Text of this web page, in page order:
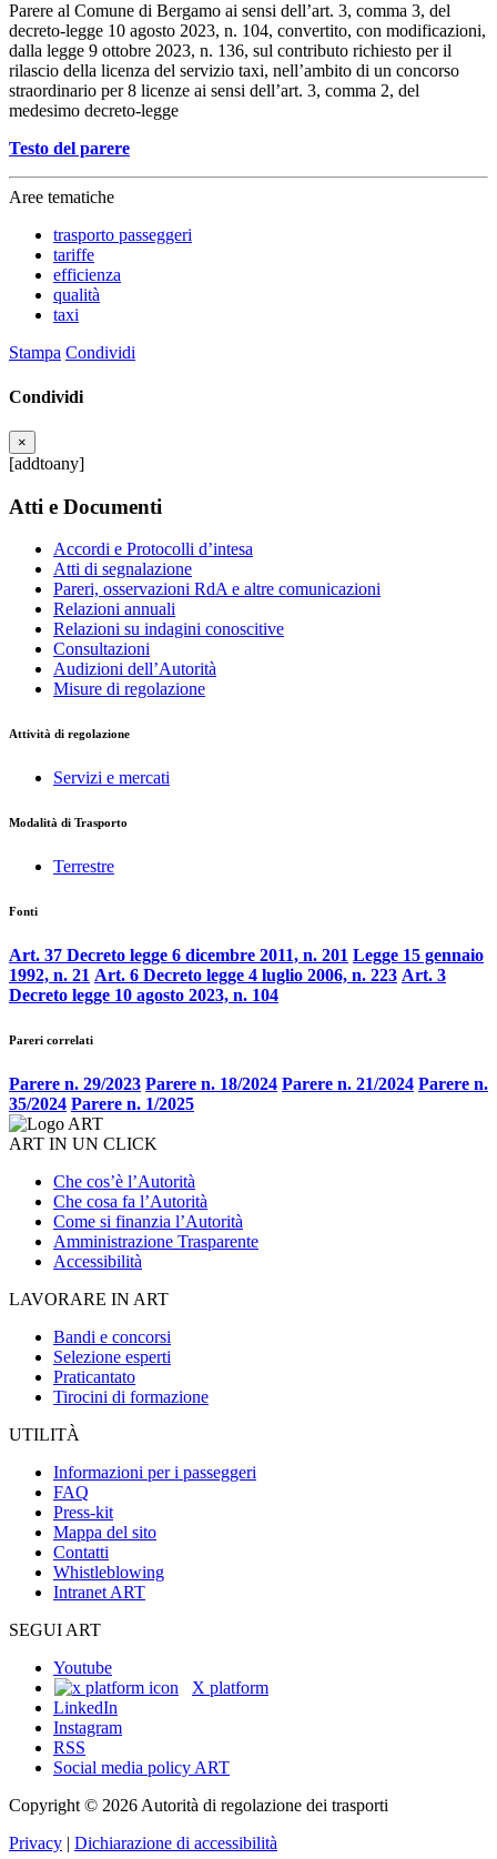
Parere al Comune di Bergamo ai sensi dell’art. 3, comma 3, del
decreto-legge 10 agosto 2023, n. 104, convertito, con modificazioni,
dalla legge 9 ottobre 2023, n. 136, sul contributo richiesto per il
rilascio della licenza del servizio taxi, nell’ambito di un concorso
straordinario per 8 licenze ai sensi dell’art. 3, comma 2, del
medesimo decreto-legge
Testo del parere
Aree tematiche
trasporto passeggeri
tariffe
efficienza
qualità
taxi
Stampa Condividi
Condividi
×
[addtoany]
Atti e Documenti
Accordi e Protocolli d’intesa
Atti di segnalazione
Pareri, osservazioni RdA e altre comunicazioni
Relazioni annuali
Relazioni su indagini conoscitive
Consultazioni
Audizioni dell’Autorità
Misure di regolazione
Attività di regolazione
Servizi e mercati
Modalità di Trasporto
Terrestre
Fonti
Art. 37 Decreto legge 6 dicembre 2011, n. 201 Legge 15 gennaio
1992, n. 21 Art. 6 Decreto legge 4 luglio 2006, n. 223 Art. 3
Decreto legge 10 agosto 2023, n. 104
Pareri correlati
Parere n. 29/2023 Parere n. 18/2024 Parere n. 21/2024 Parere n.
35/2024 Parere n. 1/2025
ART IN UN CLICK
Che cos’è l’Autorità
Che cosa fa l’Autorità
Come si finanzia l’Autorità
Amministrazione Trasparente
Accessibilità
LAVORARE IN ART
Bandi e concorsi
Selezione esperti
Praticantato
Tirocini di formazione
UTILITÀ
Informazioni per i passeggeri
FAQ
Press-kit
Mappa del sito
Contatti
Whistleblowing
Intranet ART
SEGUI ART
Youtube
X platform
LinkedIn
Instagram
RSS
Social media policy ART
Copyright © 2026 Autorità di regolazione dei trasporti
Privacy | Dichiarazione di accessibilità